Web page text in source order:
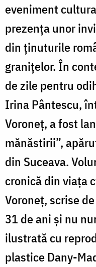
eveniment
prezența unor
din ținuturile
granițelor. În
de zile pentru
Irina Pântescu,
Voroneț, a fost
mănăstirii”,
din Suceava.
cronică din viața
Voroneț, scrise
31 de ani și nu
ilustrată cu
plastice Dany-